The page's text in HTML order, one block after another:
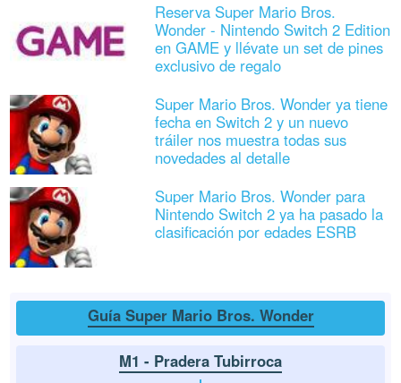
Reserva Super Mario Bros.
Wonder - Nintendo Switch 2 Edition
en GAME y llévate un set de pines
exclusivo de regalo
Super Mario Bros. Wonder ya tiene
fecha en Switch 2 y un nuevo
tráiler nos muestra todas sus
novedades al detalle
Super Mario Bros. Wonder para
Nintendo Switch 2 ya ha pasado la
clasificación por edades ESRB
Guía Super Mario Bros. Wonder
M1 - Pradera Tubirroca